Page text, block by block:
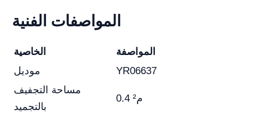
المواصفات الفنية
الخاصية
المواصفة
موديل
YR06637
مساحة التجفيف
بالتجميد
0.4 م²